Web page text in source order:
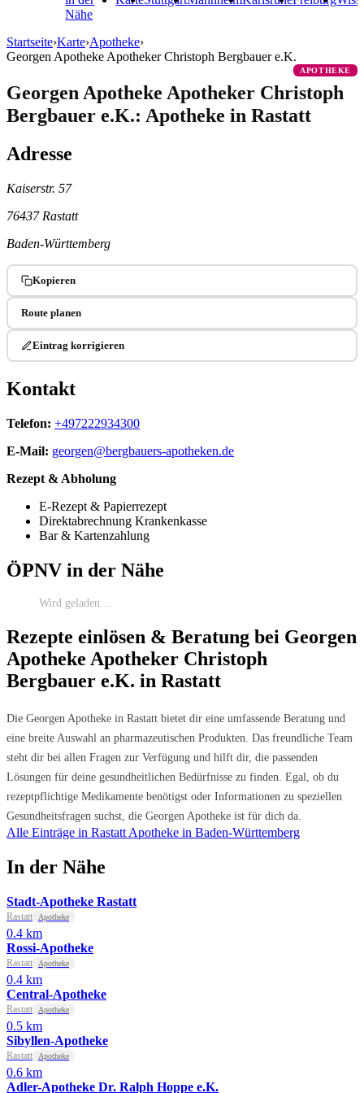
Nähe
Startseite›Karte›Apotheke›
Georgen Apotheke Apotheker Christoph Bergbauer e.K.
APOTHEKE
Georgen Apotheke Apotheker Christoph
Bergbauer e.K.: Apotheke in Rastatt
Adresse
Kaiserstr. 57
76437 Rastatt
Baden-Württemberg
Kopieren
Route planen
Eintrag korrigieren
Kontakt
Telefon: +497222934300
E-Mail: georgen@bergbauers-apotheken.de
Rezept & Abholung
E-Rezept & Papierrezept
Direktabrechnung Krankenkasse
Bar & Kartenzahlung
ÖPNV in der Nähe
Wird geladen…
Rezepte einlösen & Beratung bei Georgen
Apotheke Apotheker Christoph
Bergbauer e.K. in Rastatt
Die Georgen Apotheke in Rastatt bietet dir eine umfassende Beratung und
eine breite Auswahl an pharmazeutischen Produkten. Das freundliche Team
steht dir bei allen Fragen zur Verfügung und hilft dir, die passenden
Lösungen für deine gesundheitlichen Bedürfnisse zu finden. Egal, ob du
rezeptpflichtige Medikamente benötigst oder Informationen zu speziellen
Gesundheitsfragen suchst, die Georgen Apotheke ist für dich da.
Alle Einträge in Rastatt Apotheke in Baden-Württemberg
In der Nähe
Stadt-Apotheke Rastatt
Rastatt Apotheke
0.4 km
Rossi-Apotheke
Rastatt Apotheke
0.4 km
Central-Apotheke
Rastatt Apotheke
0.5 km
Sibyllen-Apotheke
Rastatt Apotheke
0.6 km
Adler-Apotheke Dr. Ralph Hoppe e.K.